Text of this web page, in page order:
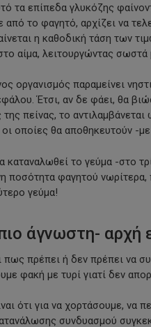
τα επίπεδα γλυκόζης
το φαγητό, αρχίζει να
η καθοδική τάση των
αίμα, λειτουργώντας σωστά
οργανισμός παραμείνει
Έτσι, αν δε φάει, θα
πείνας, το
οποίες θα αποθηκευτούν -
το γεύμα -στο
ποσότητα φαγητού
γεύμα!
άγνωστη-
πρέπει ή δεν πρέπει να
φακή με τυρί γιατί δεν
ότι για να χορτάσουμε, να
συνδυασμού